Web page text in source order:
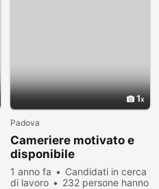
1
Padova
Cameriere motivato e
disponibile
1 anno fa
Candidati in cerca
di lavoro
232 persone hanno